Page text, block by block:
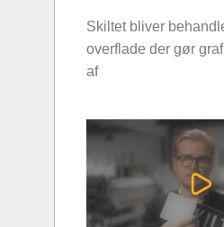
Skiltet bliver
overflade der gør
af